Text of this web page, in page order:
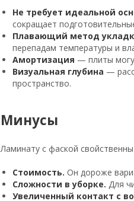
Не требует идеальной
сокращает
Плавающий метод
перепадам температуры и
Амортизация — плиты
Визуальная глубина —
пространство.
Минусы
Ламинату с фаской
Стоимость. Он дороже
Сложности в уборке. Для
Увеличенный контакт с